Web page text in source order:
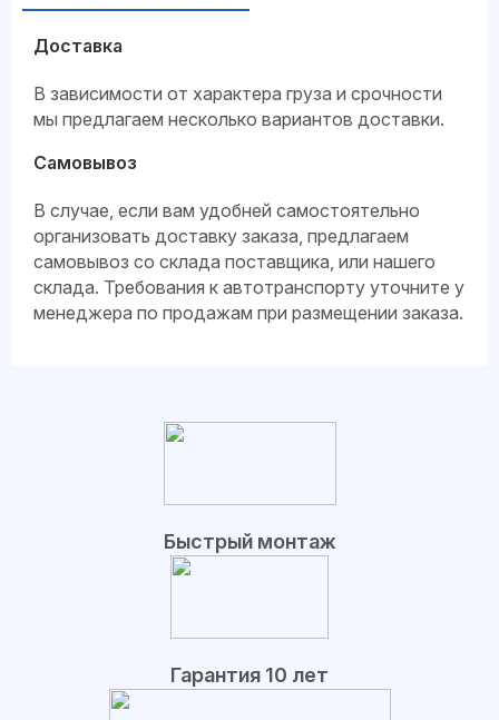
Доставка
В зависимости от характера груза и срочности
мы предлагаем несколько вариантов доставки.
Самовывоз
В случае, если вам удобней самостоятельно
организовать доставку заказа, предлагаем
самовывоз со склада поставщика, или нашего
склада. Требования к автотранспорту уточните у
менеджера по продажам при размещении заказа.
Быстрый монтаж
Гарантия 10 лет